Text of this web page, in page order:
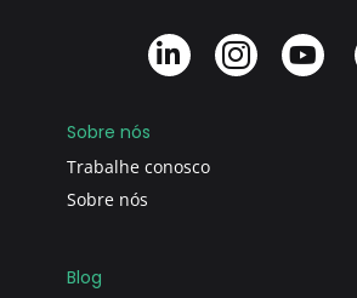
Sobre nós
Trabalhe conosco
Sobre nós
Blog